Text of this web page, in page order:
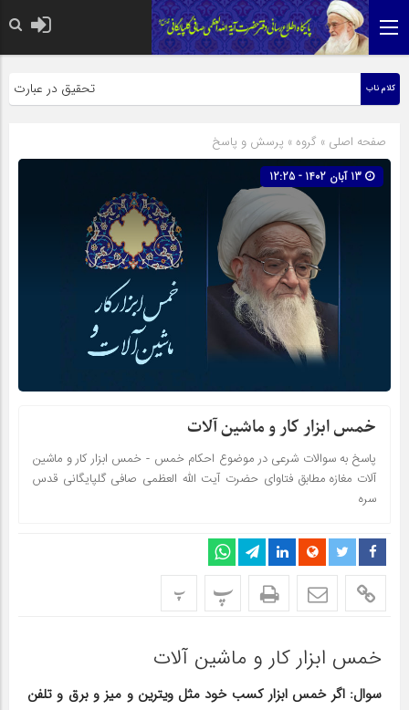
کلام ناب تحقیق در عبارت
صفحه اصلی » گروه » پرسش و پاسخ
خمس ابزار کار و ماشین آلات
پاسخ به سوالات شرعی در موضوع احکام خمس - خمس ابزار کار و ماشین
آلات مغازه مطابق فتاوای حضرت آیت الله العظمی صافی گلپایگانی قدس
سره
پ پ
خمس ابزار کار و ماشین آلات
سوال: اگر خمس ابزار کسب خود مثل ویترین و میز و برق و تلفن